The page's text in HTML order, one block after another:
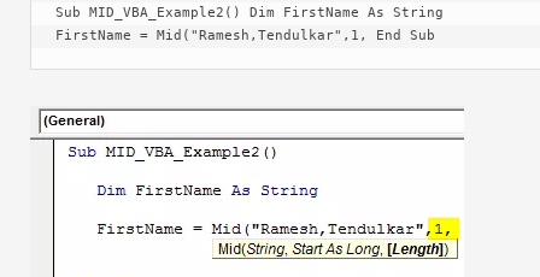
Sub MID_VBA_Example2() Dim FirstName As String
FirstName = Mid("Ramesh,Tendulkar",1, End Sub